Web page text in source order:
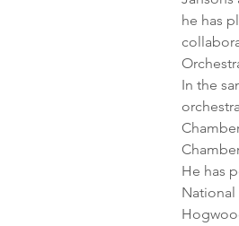
he has
In the
He has
National